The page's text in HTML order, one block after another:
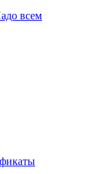
всем